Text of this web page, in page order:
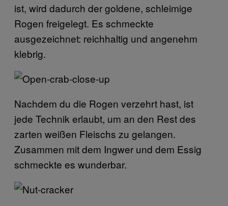
ist, wird dadurch der goldene, schleimige
Rogen freigelegt. Es schmeckte
ausgezeichnet: reichhaltig und angenehm
klebrig.
Nachdem du die Rogen verzehrt hast, ist
jede Technik erlaubt, um an den Rest des
zarten weißen Fleischs zu gelangen.
Zusammen mit dem Ingwer und dem Essig
schmeckte es wunderbar.